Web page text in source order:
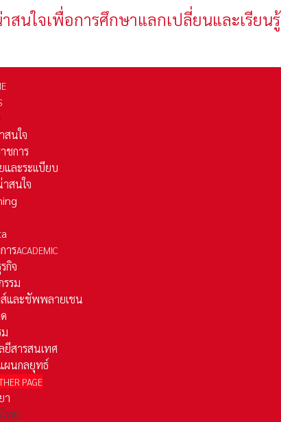
สนใจเพื่อการศึกษาแลกเปลี่ยนและเรียนรู้
สนใจ
ชการ
ละระเเบียบ
สนใจ
ารACADEMIC
กิจ
รม
ส์และชัพพลายเชน
ยีสารสนเทศ
ผนกลยุทธ์
PAGE
า
ทย